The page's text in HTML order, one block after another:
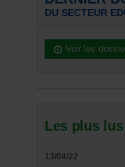
DU SECTEUR
Voir les
Les plus lus
13/04/22